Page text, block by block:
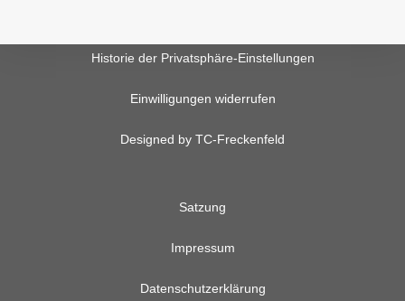
Historie der Privatsphäre-Einstellungen
Einwilligungen widerrufen
Designed by TC-Freckenfeld
Satzung
Impressum
Datenschutzerklärung